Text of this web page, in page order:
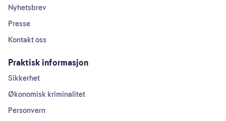
Nyhetsbrev
Presse
Kontakt oss
Praktisk informasjon
Sikkerhet
Økonomisk kriminalitet
Personvern